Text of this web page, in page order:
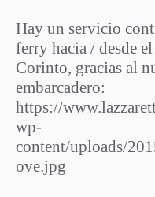
Hay un servicio
ferry hacia / desde
Corinto, gracias al
embarcadero:
https://
wp-
content/uploads/
ove.jpg